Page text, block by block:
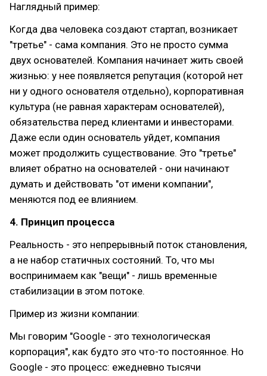
Наглядный пример:
Когда два человека создают стартап, возникает
"третье" - сама компания. Это не просто сумма
двух основателей. Компания начинает жить своей
жизнью: у нее появляется репутация (которой нет
ни у одного основателя отдельно), корпоративная
культура (не равная характерам основателей),
обязательства перед клиентами и инвесторами.
Даже если один основатель уйдет, компания
может продолжить существование. Это "третье"
влияет обратно на основателей - они начинают
думать и действовать "от имени компании",
меняются под ее влиянием.
4. Принцип процесса
Реальность - это непрерывный поток становления,
а не набор статичных состояний. То, что мы
воспринимаем как "вещи" - лишь временные
стабилизации в этом потоке.
Пример из жизни компании:
Мы говорим "Google - это технологическая
корпорация", как будто это что-то постоянное. Но
Google - это процесс: ежедневно тысячи